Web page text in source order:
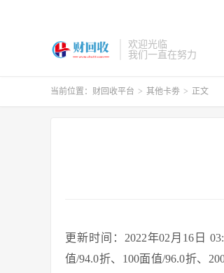
欢迎光临
我们一直在努力
当前位置： 财回收平台 > 其他卡劵 > 正文
更新时间：2022年02月16日
值/94.0折、100面值/96.0折、